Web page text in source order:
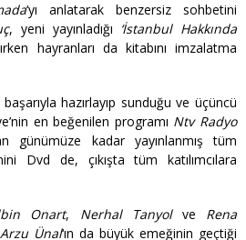
‘yı anlatarak benzersiz sohbetini
, yeni yayınladığı ‘İstanbul Hakkında
hayranları da kitabını imzalatma
hazırlayıp sunduğu ve üçüncü
en beğenilen programı Ntv Radyo
günümüze kadar yayınlanmış tüm
Dvd de, çıkışta tüm katılımcılara
Onart, Nerhal Tanyolve Rena
Arzu Ünal‘ın da büyük emeğinin geçtiği